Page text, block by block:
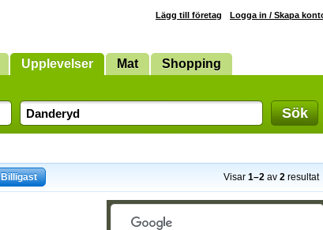
Lägg till företag Logga in / Skapa
Upplevelser Mat Shopping
Sök
Billigast Visar 1–2 av 2 resultat